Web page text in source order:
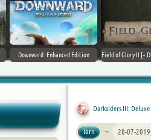
Downward: Enhanced Edition
Field of Glory II [+
Darksiders III: Deluxe
lorn 20-07-